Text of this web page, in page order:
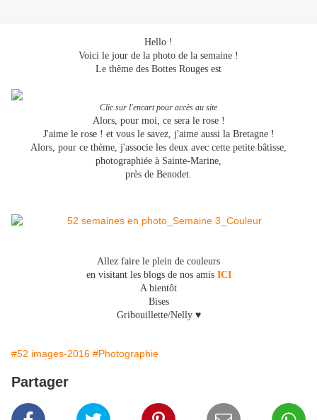
Hello !
Voici le jour de la photo de la semaine !
Le thème des Bottes Rouges est
Clic sur l'encart pour accès au site
Alors, pour moi, ce sera le rose !
J'aime le rose ! et vous le savez, j'aime aussi la Bretagne !
Alors, pour ce thème, j'associe les deux avec cette petite bâtisse,
photographiée à Sainte-Marine,
près de Benodet.
Allez faire le plein de couleurs
en visitant les blogs de nos amis ICI
A bientôt
Bises
Gribouillette/Nelly ♥
#52 images-2016 #Photographie
Partager